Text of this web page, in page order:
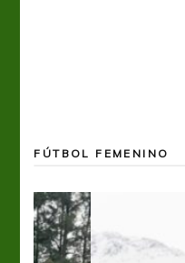
FÚTBOL FEMENINO